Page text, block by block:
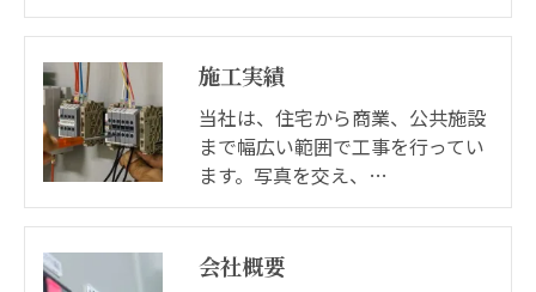
施工実績
当社は、住宅から商業、公共施設
まで幅広い範囲で工事を行ってい
ます。写真を交え、…
会社概要